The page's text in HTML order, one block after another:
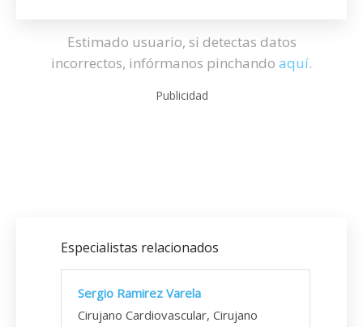
Estimado usuario, si detectas datos
incorrectos, infórmanos pinchando aquí.
Publicidad
Especialistas relacionados
Sergio Ramirez Varela
Cirujano Cardiovascular, Cirujano